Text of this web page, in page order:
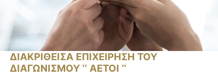
ΔΙΑΚΡΙΘΕΙΣΑ ΕΠΙΧΕΙΡΗΣΗ ΤΟΥ
ΔΙΑΓΩΝΙΣΜΟΥ ‘’ ΑΕΤΟΙ ‘’